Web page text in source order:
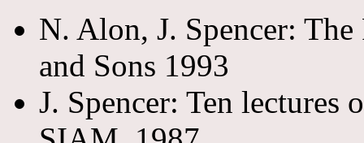
N. Alon, J. Spencer:
and Sons 1993
J. Spencer: Ten lectures